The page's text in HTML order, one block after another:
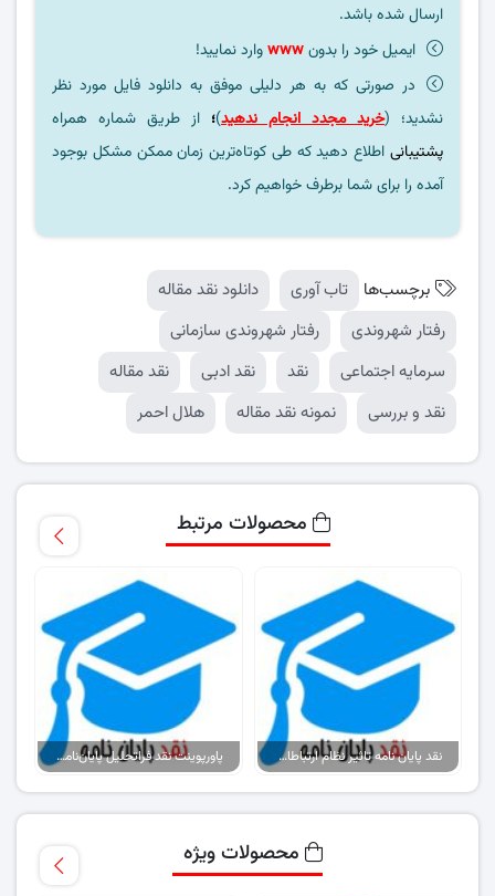
ارسال شده باشد.
ایمیل خود را بدونwwwوارد نمایید!
در صورتی که به هر دلیلی موفق به دانلود فایل مورد نظر
نشدید؛ (خرید مجدد انجام ندهید)؛ از طریق شماره همراه
پشتیبانی اطلاع دهید که طی کوتاه‌ترین زمان ممکن مشکل بوجود
آمده را برای شما برطرف خواهیم کرد.
برچسب‌ها تاب آوری
دانلود نقد مقاله
رفتار شهروندی
رفتار شهروندی سازمانی
سرمایه اجتماعی
نقد نقد ادبی
نقد مقاله
نقد و بررسی
نمونه نقد مقاله هلال احمر
محصولات مرتبط
نقد پایان نامه تاثیر نظام ارتباطات سازمانی بر تعارض در ادارات پاورپوینت نقد فراتحلیل پایان‌نامه اولویت‌بندی استراتژی‌های اکتساب تکنولوژی..
محصولات ویژه